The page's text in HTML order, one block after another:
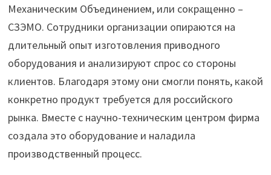
Механическим Объединением, или сокращенно –
СЗЭМО. Сотрудники организации опираются на
длительный опыт изготовления приводного
оборудования и анализируют спрос со стороны
клиентов. Благодаря этому они смогли понять, какой
конкретно продукт требуется для российского
рынка. Вместе с научно-техническим центром фирма
создала это оборудование и наладила
производственный процесс.